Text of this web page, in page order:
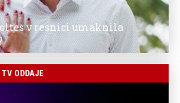
v resnici umaknila
TV ODDAJE